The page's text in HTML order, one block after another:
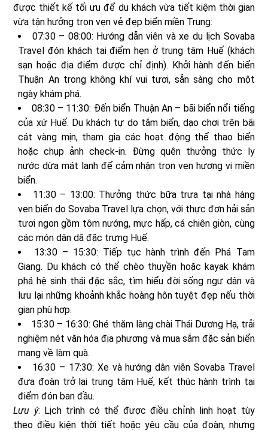
được thiết kế tối ưu để du khách vừa tiết kiệm thời gian
vừa tận hưởng trọn vẹn vẻ đẹp biển miền Trung:
07:30 – 08:00: Hướng dẫn viên và xe du lịch Sovaba
Travel đón khách tại điểm hẹn ở trung tâm Huế (khách
sạn hoặc địa điểm được chỉ định). Khởi hành đến biển
Thuận An trong không khí vui tươi, sẵn sàng cho một
ngày khám phá.
08:30 – 11:30: Đến biển Thuận An – bãi biển nổi tiếng
của xứ Huế. Du khách tự do tắm biển, dạo chơi trên bãi
cát vàng mịn, tham gia các hoạt động thể thao biển
hoặc chụp ảnh check-in. Đừng quên thưởng thức ly
nước dừa mát lạnh để cảm nhận trọn vẹn hương vị miền
biển.
11:30 – 13:00: Thưởng thức bữa trưa tại nhà hàng
ven biển do Sovaba Travel lựa chọn, với thực đơn hải sản
tươi ngon gồm tôm nướng, mực hấp, cá chiên giòn, cùng
các món dân dã đặc trưng Huế.
13:30 – 15:30: Tiếp tục hành trình đến Phá Tam
Giang. Du khách có thể chèo thuyền hoặc kayak khám
phá hệ sinh thái đặc sắc, tìm hiểu đời sống ngư dân và
lưu lại những khoảnh khắc hoàng hôn tuyệt đẹp nếu thời
gian phù hợp.
15:30 – 16:30: Ghé thăm làng chài Thái Dương Hạ, trải
nghiệm nét văn hóa địa phương và mua sắm đặc sản biển
mang về làm quà.
16:30 – 17:30: Xe và hướng dân viên Sovaba Travel
đưa đoàn trở lại trung tâm Huế, kết thúc hành trình tại
điểm đón ban đầu.
Lưu ý: Lịch trình có thể được điều chỉnh linh hoạt tùy
theo điều kiện thời tiết hoặc yêu cầu của đoàn, nhưng